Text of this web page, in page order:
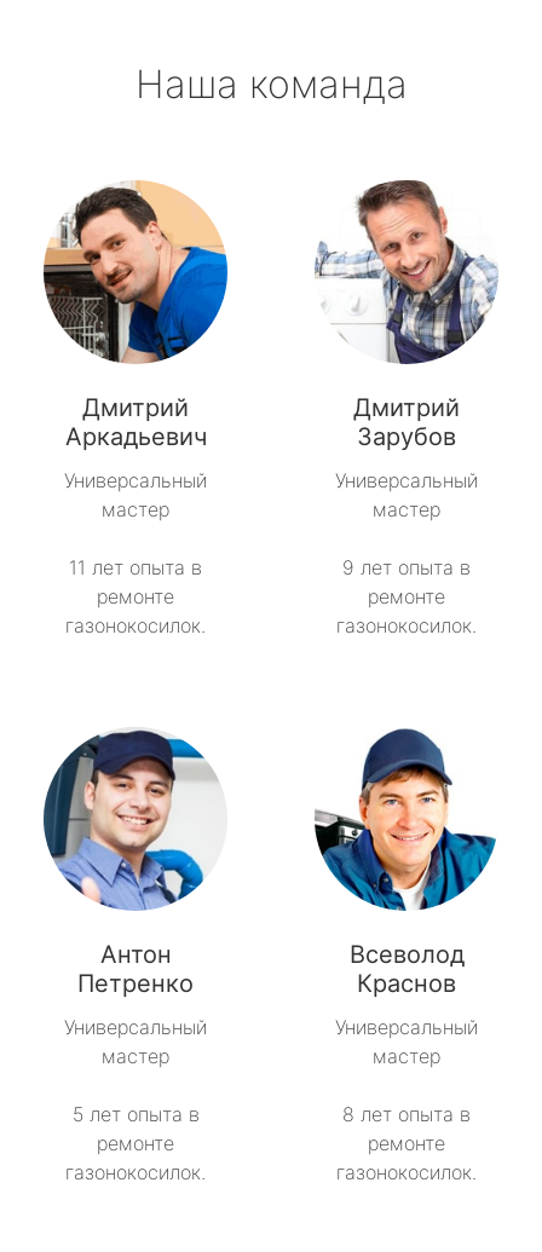
Наша команда
Дмитрий
Аркадьевич
Универсальный
мастер
11 лет опыта в
ремонте
газонокосилок.
Дмитрий
Зарубов
Универсальный
мастер
9 лет опыта в
ремонте
газонокосилок.
Антон
Петренко
Универсальный
мастер
5 лет опыта в
ремонте
газонокосилок.
Всеволод
Краснов
Универсальный
мастер
8 лет опыта в
ремонте
газонокосилок.